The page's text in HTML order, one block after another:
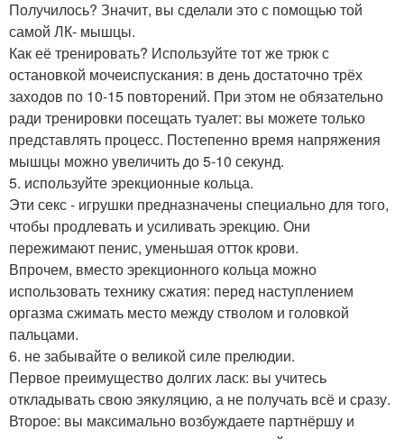
Получилось? Значит, вы сделали это с помощью той
самой ЛК- мышцы.
Как её тренировать? Используйте тот же трюк с
остановкой мочеиспускания: в день достаточно трёх
заходов по 10-15 повторений. При этом не обязательно
ради тренировки посещать туалет: вы можете только
представлять процесс. Постепенно время напряжения
мышцы можно увеличить до 5-10 секунд.
5. используйте эрекционные кольца.
Эти секс - игрушки предназначены специально для того,
чтобы продлевать и усиливать эрекцию. Они
пережимают пенис, уменьшая отток крови.
Впрочем, вместо эрекционного кольца можно
использовать технику сжатия: перед наступлением
оргазма сжимать место между стволом и головкой
пальцами.
6. не забывайте о великой силе прелюдии.
Первое преимущество долгих ласк: вы учитесь
откладывать свою эякуляцию, а не получать всё и сразу.
Второе: вы максимально возбуждаете партнёршу и